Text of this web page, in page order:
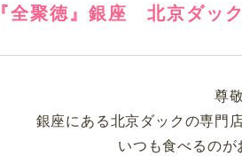
『全聚徳』銀座 北京ダッ
尊
銀座にある北京ダックの専門
いつも食べるの